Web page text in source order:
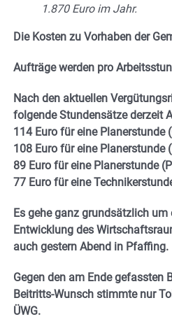
1.870 Euroim Jahr.
Die Kosten zu Vorhaben der
Aufträge werden pro
Nach den aktuellen
folgende Stundensätze derzeit
114 Euro für eine Planerstunde
108 Euro für eine Planerstunde
89 Euro für eine Planerstunde
77 Euro für eine
Es gehe ganz grundsätzlich
Entwicklung des
auch gestern Abend in Pfaffing.
Gegen den am Ende gefassten
Beitritts-Wunsch stimmte nur
ÜWG.